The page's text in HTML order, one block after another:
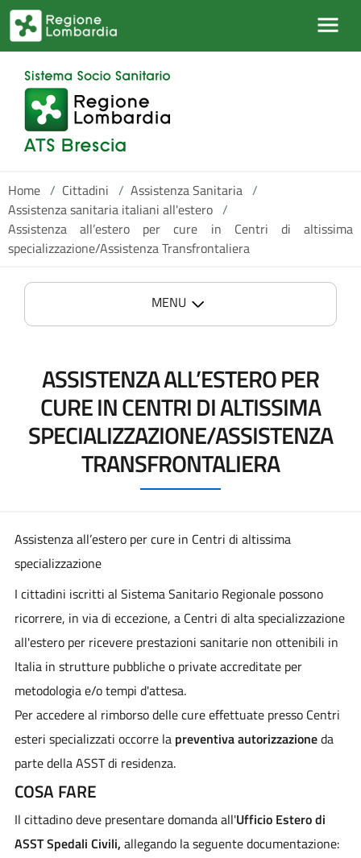
Salta al contenuto principale
Home / Cittadini / Assistenza Sanitaria /
Assistenza sanitaria italiani all'estero /
Assistenza all’estero per cure in Centri di altissima
specializzazione/Assistenza Transfrontaliera
MENU
ASSISTENZA ALL’ESTERO PER
CURE IN CENTRI DI ALTISSIMA
SPECIALIZZAZIONE/ASSISTENZA
TRANSFRONTALIERA
Assistenza all’estero per cure in Centri di altissima
specializzazione
I cittadini iscritti al Sistema Sanitario Regionale possono
ricorrere, in via di eccezione, a Centri di alta specializzazione
all'estero per ricevere prestazioni sanitarie non ottenibili in
Italia in strutture pubbliche o private accreditate per
metodologia e/o tempi d'attesa.
Per accedere al rimborso delle cure effettuate presso Centri
esteri specializzati occorre la preventiva autorizzazioneda
parte della ASST di residenza.
COSA FARE
Il cittadino deve presentare domanda all'Ufficio Estero di
ASST Spedali Civili, allegando la seguente documentazione: